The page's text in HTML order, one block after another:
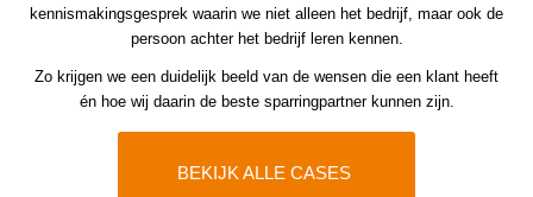
kennismakingsgesprek waarin we niet alleen het bedrijf, maar ook de
persoon achter het bedrijf leren kennen.
Zo krijgen we een duidelijk beeld van de wensen die een klant heeft
én hoe wij daarin de beste sparringpartner kunnen zijn.
BEKIJK ALLE CASES